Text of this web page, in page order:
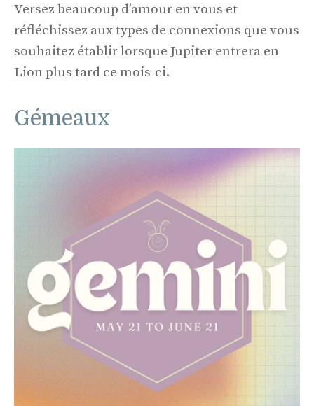
Versez beaucoup d’amour en vous et
réfléchissez aux types de connexions que vous
souhaitez établir lorsque Jupiter entrera en
Lion plus tard ce mois-ci.
Gémeaux